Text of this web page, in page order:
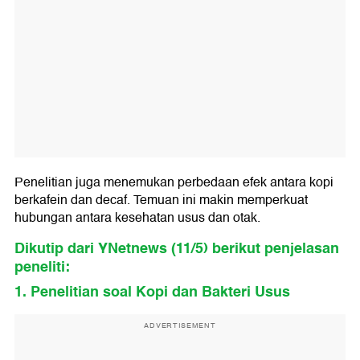
Penelitian juga menemukan perbedaan efek antara kopi
berkafein dan decaf. Temuan ini makin memperkuat
hubungan antara kesehatan usus dan otak.
Dikutip dari YNetnews (11/5) berikut penjelasan
peneliti:
1. Penelitian soal Kopi dan Bakteri Usus
ADVERTISEMENT